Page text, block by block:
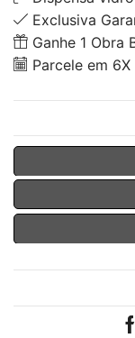
Exclusiva
Ganhe 1 Obra
Parcele em